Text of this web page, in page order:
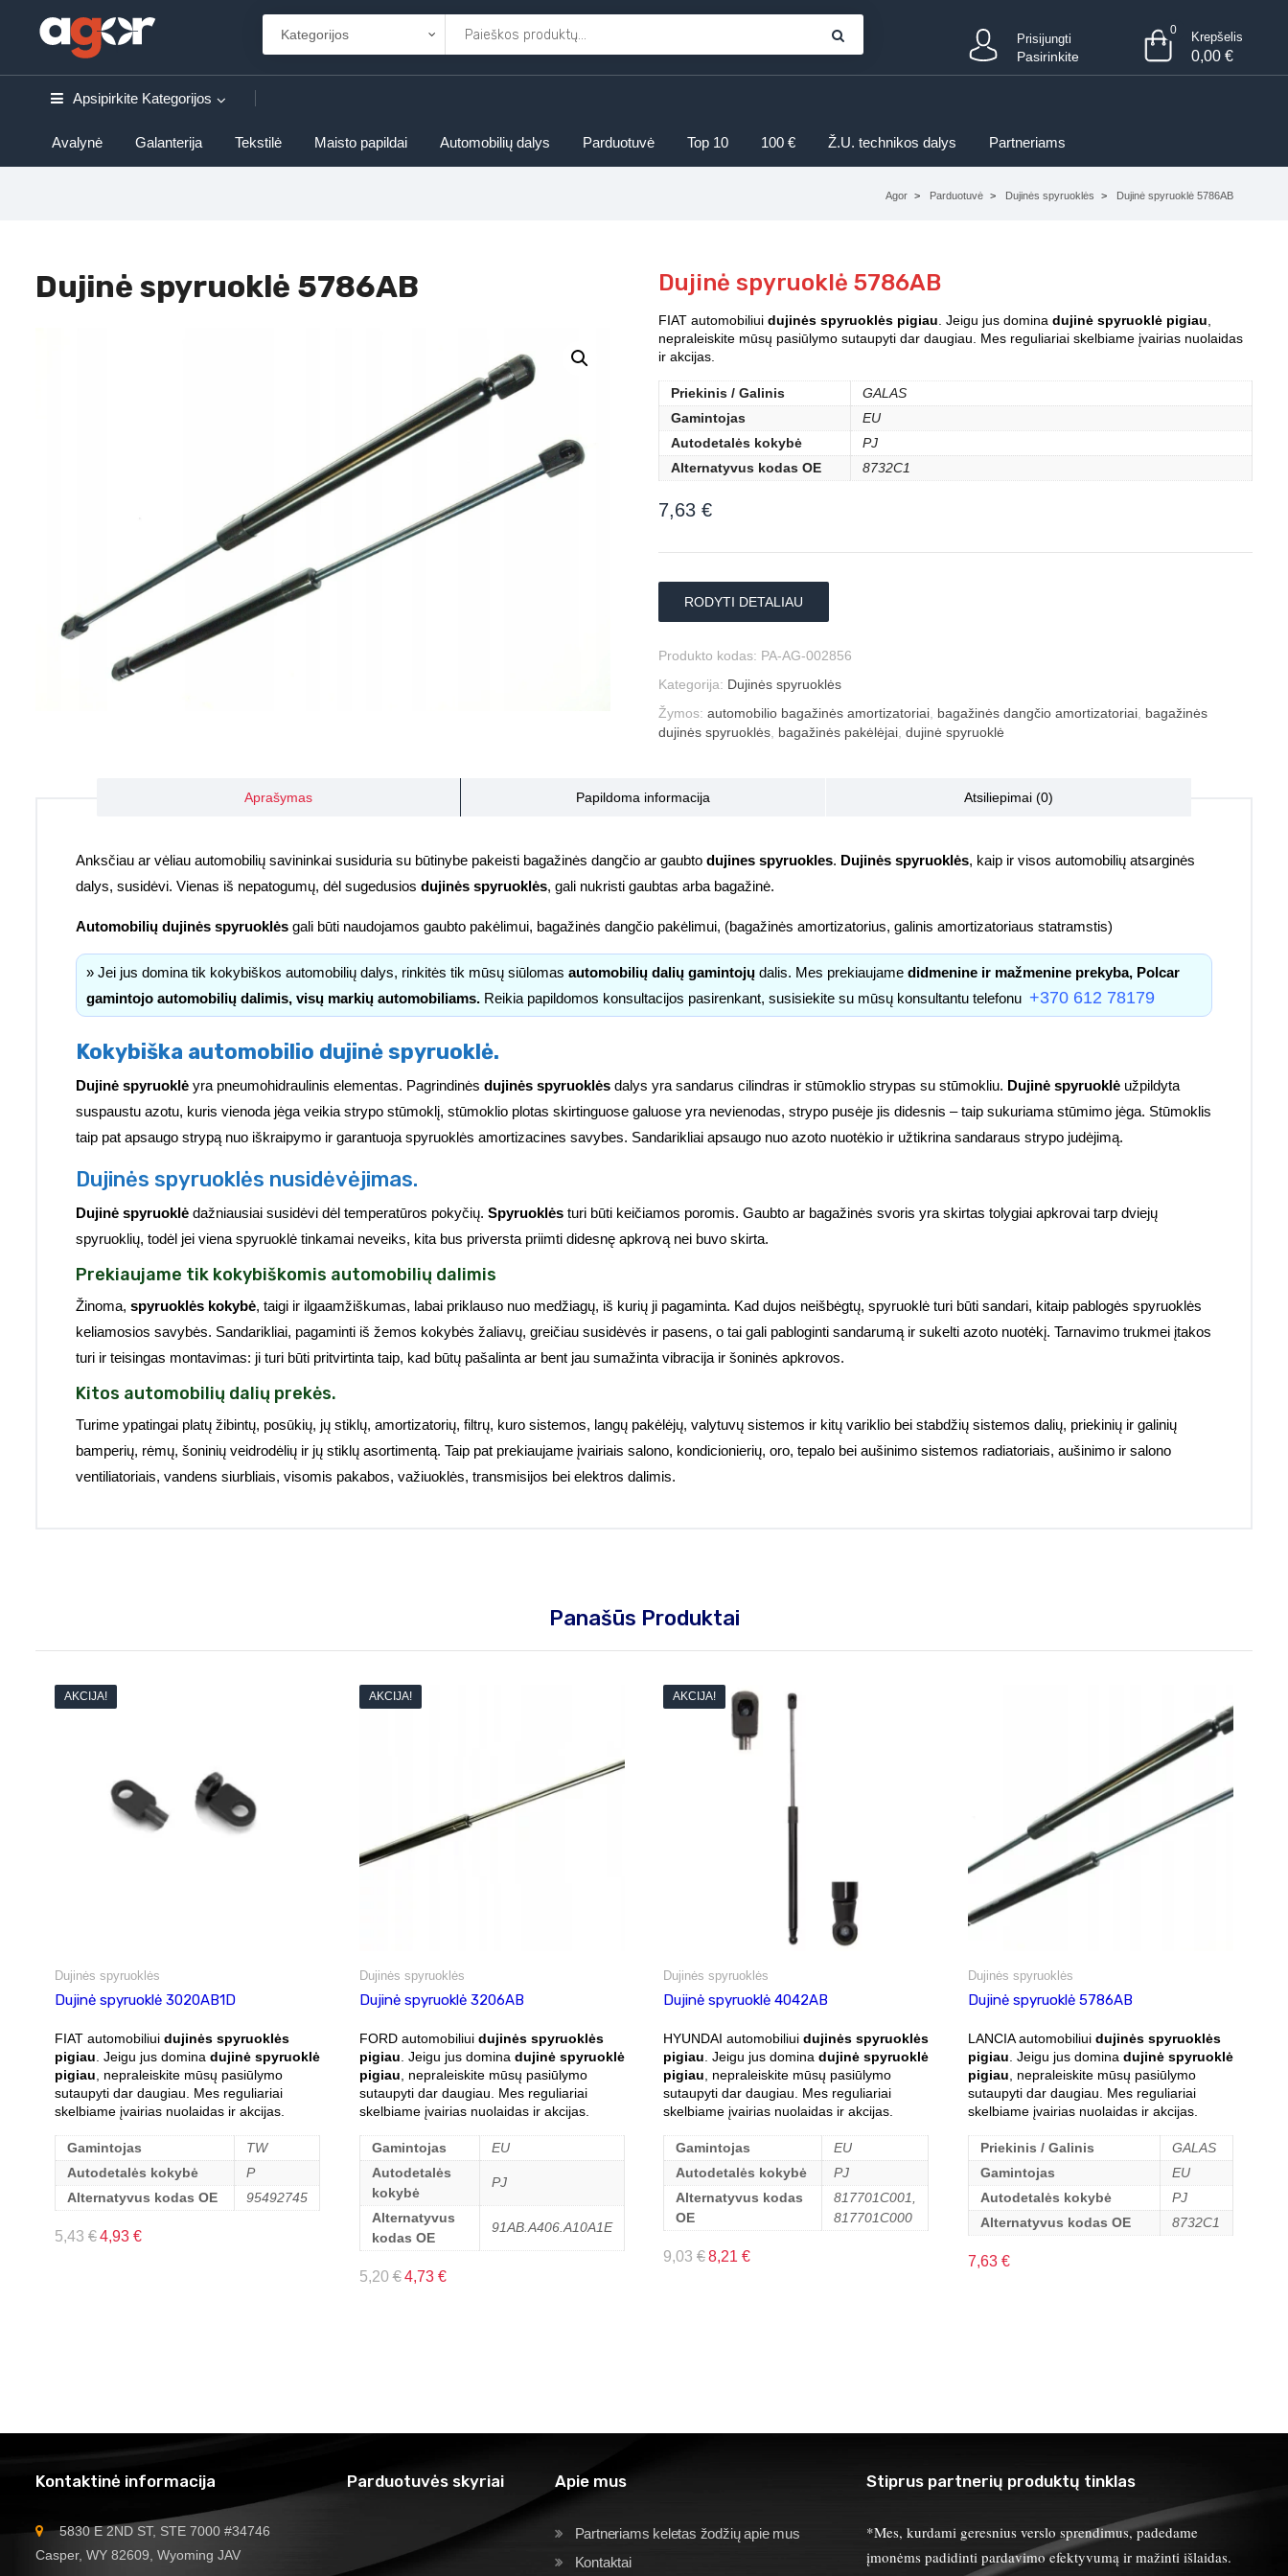
Prisijungti
Pasirinkite
0 Krepšelis
0,00 €
Apsipirkite Kategorijos
Avalynė Galanterija Tekstilė Maisto papildai Automobilių dalys Parduotuvė Top 10 100 € Ž.U. technikos dalys Partneriams
Agor Parduotuvė Dujinės spyruoklės Dujinė spyruoklė 5786AB
Dujinė spyruoklė 5786AB Dujinė spyruoklė 5786AB
FIAT automobiliui dujinės spyruoklės pigiau . Jeigu jus domina dujinė spyruoklė pigiau
nepraleiskite mūsų pasiūlymo sutaupyti dar daugiau. Mes reguliariai skelbiame įvairias nuolaidas
ir akcijas.
Priekinis / Galinis
GALAS
Gamintojas
EU
Autodetalės kokybė
PJ
Alternatyvus kodas OE
8732C1
7,63 €
RODYTI DETALIAU
Produkto kodas: PA-AG-002856
Kategorija: Dujinės spyruoklės
Žymos: automobilio bagažinės amortizatoriai bagažinės dangčio amortizatoriai bagažinės
dujinės spyruoklės bagažinės pakėlėjai dujinė spyruoklė
Aprašymas Papildoma informacija Atsiliepimai (0)
Anksčiau ar vėliau automobilių savininkai susiduria su būtinybe pakeisti bagažinės dangčio ar gaubto dujines spyruokles. Dujinės spyruoklės, kaip ir visos automobilių atsarginės
dalys, susidėvi. Vienas iš nepatogumų, dėl sugedusios dujinės spyruoklės, gali nukristi gaubtas arba bagažinė.
Automobilių dujinės spyruoklės gali būti naudojamos gaubto pakėlimui, bagažinės dangčio pakėlimui, (bagažinės amortizatorius, galinis amortizatoriaus statramstis)
» Jei jus domina tik kokybiškos automobilių dalys, rinkitės tik mūsų siūlomas automobilių dalių gamintojų dalis. Mes prekiaujame didmenine ir mažmenine prekyba, Polcar
gamintojo automobilių dalimis, visų markių automobiliams. Reikia papildomos konsultacijos pasirenkant, susisiekite su mūsų konsultantu telefonu +370 612 78179
Kokybiška automobilio dujinė spyruoklė.
Dujinė spyruoklė yra pneumohidraulinis elementas. Pagrindinės dujinės spyruoklės dalys yra sandarus cilindras ir stūmoklio strypas su stūmokliu. Dujinė spyruoklė užpildyta
suspaustu azotu, kuris vienoda jėga veikia strypo stūmoklį, stūmoklio plotas skirtinguose galuose yra nevienodas, strypo pusėje jis didesnis – taip sukuriama stūmimo jėga. Stūmoklis
taip pat apsaugo strypą nuo iškraipymo ir garantuoja spyruoklės amortizacines savybes. Sandarikliai apsaugo nuo azoto nuotėkio ir užtikrina sandaraus strypo judėjimą.
Dujinės spyruoklės nusidėvėjimas.
Dujinė spyruoklė dažniausiai susidėvi dėl temperatūros pokyčių. Spyruoklės turi būti keičiamos poromis. Gaubto ar bagažinės svoris yra skirtas tolygiai apkrovai tarp dviejų
spyruoklių, todėl jei viena spyruoklė tinkamai neveiks, kita bus priversta priimti didesnę apkrovą nei buvo skirta.
Prekiaujame tik kokybiškomis automobilių dalimis
Žinoma, spyruoklės kokybė, taigi ir ilgaamžiškumas, labai priklauso nuo medžiagų, iš kurių ji pagaminta. Kad dujos neišbėgtų, spyruoklė turi būti sandari, kitaip pablogės spyruoklės
keliamosios savybės. Sandarikliai, pagaminti iš žemos kokybės žaliavų, greičiau susidėvės ir pasens, o tai gali pabloginti sandarumą ir sukelti azoto nuotėkį. Tarnavimo trukmei įtakos
turi ir teisingas montavimas: ji turi būti pritvirtinta taip, kad būtų pašalinta ar bent jau sumažinta vibracija ir šoninės apkrovos.
Kitos automobilių dalių prekės.
Turime ypatingai platų žibintų, posūkių, jų stiklų, amortizatorių, filtrų, kuro sistemos, langų pakėlėjų, valytuvų sistemos ir kitų variklio bei stabdžių sistemos dalių, priekinių ir galinių
bamperių, rėmų, šoninių veidrodėlių ir jų stiklų asortimentą. Taip pat prekiaujame įvairiais salono, kondicionierių, oro, tepalo bei aušinimo sistemos radiatoriais, aušinimo ir salono
ventiliatoriais, vandens siurbliais, visomis pakabos, važiuoklės, transmisijos bei elektros dalimis.
Panašūs Produktai
AKCIJA!
Dujinės spyruoklės
Dujinė spyruoklė 3020AB1D
FIAT automobiliui dujinės spyruoklės
pigiau . Jeigu jus domina dujinė spyruoklė
pigiau , nepraleiskite mūsų pasiūlymo
sutaupyti dar daugiau. Mes reguliariai
skelbiame įvairias nuolaidas ir akcijas.
Gamintojas
TW
Autodetalės kokybė
P
Alternatyvus kodas OE
95492745
5,43 €4,93 €
AKCIJA!
Dujinės spyruoklės
Dujinė spyruoklė 3206AB
FORD automobiliui dujinės spyruoklės
pigiau . Jeigu jus domina dujinė spyruoklė
pigiau , nepraleiskite mūsų pasiūlymo
sutaupyti dar daugiau. Mes reguliariai
skelbiame įvairias nuolaidas ir akcijas.
Gamintojas
EU
Autodetalės
kokybė
PJ
Alternatyvus
kodas OE
91AB.A406.A10A1E
5,20€ 4,73 €
AKCIJA!
Dujinės spyruoklės
Dujinė spyruoklė 4042AB
HYUNDAI automobiliui dujinės spyruoklės
pigiau . Jeigu jus domina dujinė spyruoklė
pigiau , nepraleiskite mūsų pasiūlymo
sutaupyti dar daugiau. Mes reguliariai
skelbiame įvairias nuolaidas ir akcijas.
Gamintojas
EU
Autodetalės kokybė
PJ
Alternatyvus kodas
OE
817701C001,
817701C000
9,03 €8,21 €
Dujinės spyruoklės
Dujinė spyruoklė 5786AB
LANCIA automobiliui dujinės spyruoklės
pigiau . Jeigu jus domina dujinė spyruoklė
pigiau , nepraleiskite mūsų pasiūlymo
sutaupyti dar daugiau. Mes reguliariai
skelbiame įvairias nuolaidas ir akcijas.
Priekinis / Galinis
GALAS
Gamintojas
EU
Autodetalės kokybė
PJ
Alternatyvus kodas OE
8732C1
7,63 €
Kontaktinė informacija
5830 E 2ND ST, STE 7000 #34746
Casper, WY 82609, Wyoming JAV
Parduotuvės skyriai Apie mus
Partneriams keletas žodžių apie mus
Kontaktai
Stiprus partnerių produktų tinklas
*Mes, kurdami geresnius verslo sprendimus, padedame
įmonėms padidinti pardavimo efektyvumą ir mažinti išlaidas.